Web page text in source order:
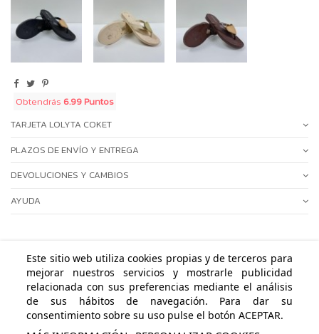
Obtendrás 6.99 Puntos
TARJETA LOLYTA COKET
PLAZOS DE ENVÍO Y ENTREGA
DEVOLUCIONES Y CAMBIOS
AYUDA
ÁREA PERSONAL
NUESTRAS POLÍTICAS
Este sitio web utiliza cookies propias y de terceros para
mejorar nuestros servicios y mostrarle publicidad
relacionada con sus preferencias mediante el análisis
de sus hábitos de navegación. Para dar su
consentimiento sobre su uso pulse el botón ACEPTAR.